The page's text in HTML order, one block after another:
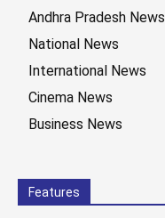
Andhra Pradesh News
National News
International News
Cinema News
Business News
Features